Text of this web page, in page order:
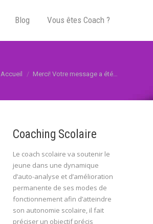
Blog Vous êtes Coach ?
Vous êtes ici :
Accueil Merci! Votre message a été…
Coaching Scolaire
Le coach scolaire va soutenir le
jeune dans une dynamique
d’auto-analyse et d’amélioration
permanente de ses modes de
fonctionnement afin d’atteindre
son autonomie scolaire, il fait
préciser un objectif précis